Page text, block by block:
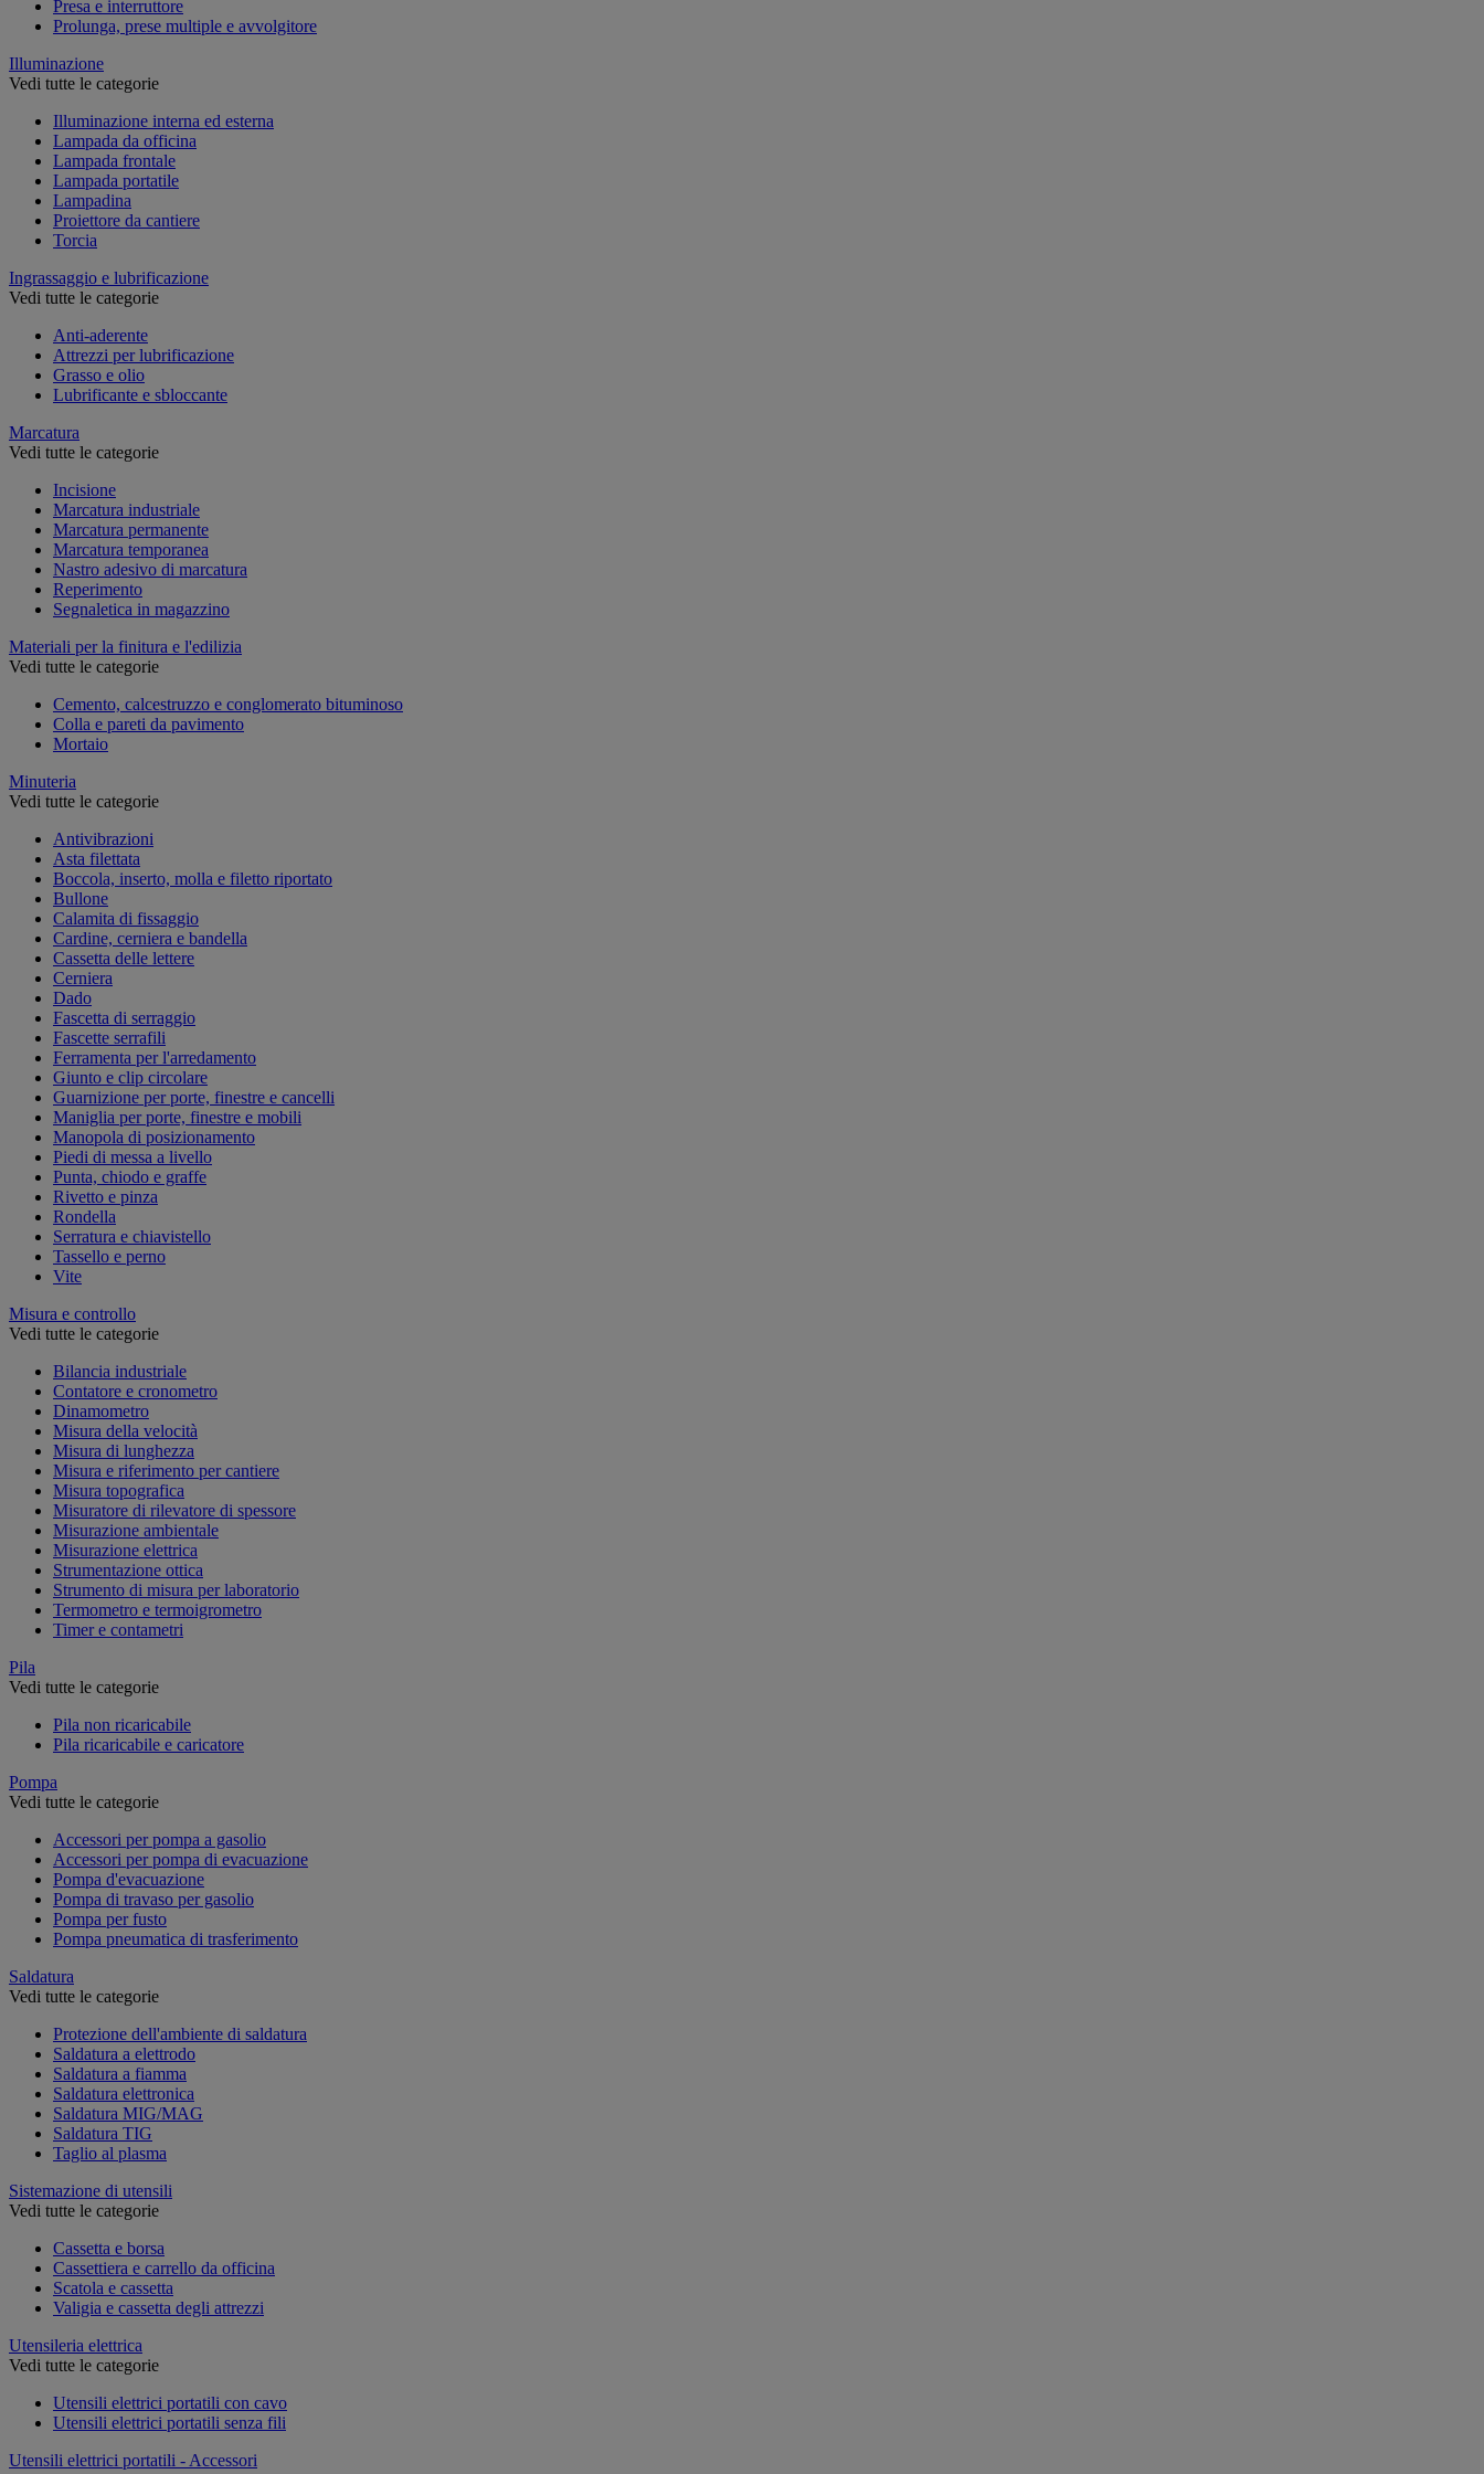
Presa e interruttore
Prolunga, prese multiple e avvolgitore
Illuminazione
Vedi tutte le categorie
Illuminazione interna ed esterna
Lampada da officina
Lampada frontale
Lampada portatile
Lampadina
Proiettore da cantiere
Torcia
Ingrassaggio e lubrificazione
Vedi tutte le categorie
Anti-aderente
Attrezzi per lubrificazione
Grasso e olio
Lubrificante e sbloccante
Marcatura
Vedi tutte le categorie
Incisione
Marcatura industriale
Marcatura permanente
Marcatura temporanea
Nastro adesivo di marcatura
Reperimento
Segnaletica in magazzino
Materiali per la finitura e l'edilizia
Vedi tutte le categorie
Cemento, calcestruzzo e conglomerato bituminoso
Colla e pareti da pavimento
Mortaio
Minuteria
Vedi tutte le categorie
Antivibrazioni
Asta filettata
Boccola, inserto, molla e filetto riportato
Bullone
Calamita di fissaggio
Cardine, cerniera e bandella
Cassetta delle lettere
Cerniera
Dado
Fascetta di serraggio
Fascette serrafili
Ferramenta per l'arredamento
Giunto e clip circolare
Guarnizione per porte, finestre e cancelli
Maniglia per porte, finestre e mobili
Manopola di posizionamento
Piedi di messa a livello
Punta, chiodo e graffe
Rivetto e pinza
Rondella
Serratura e chiavistello
Tassello e perno
Vite
Misura e controllo
Vedi tutte le categorie
Bilancia industriale
Contatore e cronometro
Dinamometro
Misura della velocità
Misura di lunghezza
Misura e riferimento per cantiere
Misura topografica
Misuratore di rilevatore di spessore
Misurazione ambientale
Misurazione elettrica
Strumentazione ottica
Strumento di misura per laboratorio
Termometro e termoigrometro
Timer e contametri
Pila
Vedi tutte le categorie
Pila non ricaricabile
Pila ricaricabile e caricatore
Pompa
Vedi tutte le categorie
Accessori per pompa a gasolio
Accessori per pompa di evacuazione
Pompa d'evacuazione
Pompa di travaso per gasolio
Pompa per fusto
Pompa pneumatica di trasferimento
Saldatura
Vedi tutte le categorie
Protezione dell'ambiente di saldatura
Saldatura a elettrodo
Saldatura a fiamma
Saldatura elettronica
Saldatura MIG/MAG
Saldatura TIG
Taglio al plasma
Sistemazione di utensili
Vedi tutte le categorie
Cassetta e borsa
Cassettiera e carrello da officina
Scatola e cassetta
Valigia e cassetta degli attrezzi
Utensileria elettrica
Vedi tutte le categorie
Utensili elettrici portatili con cavo
Utensili elettrici portatili senza fili
Utensili elettrici portatili - Accessori